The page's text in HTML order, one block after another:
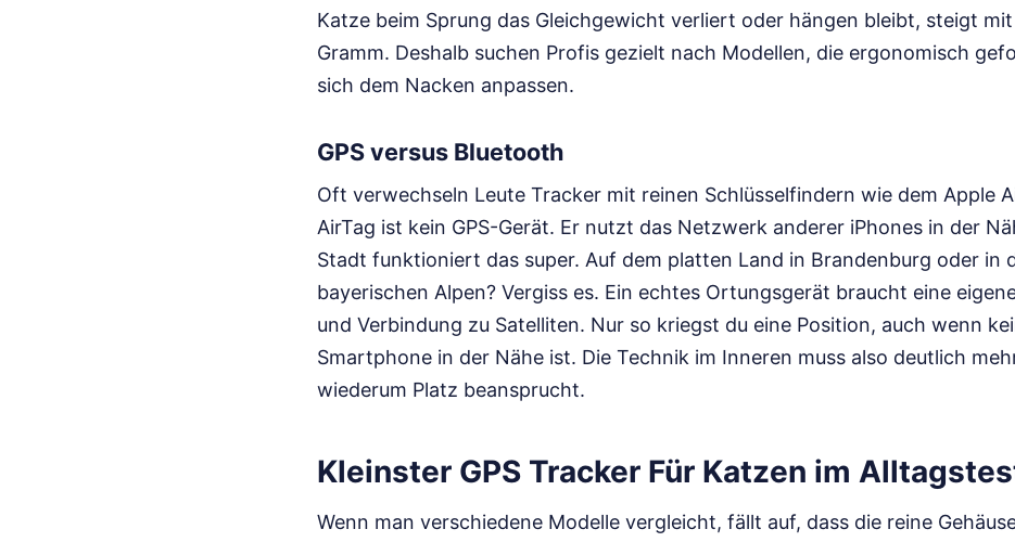
Katze beim Sprung das Gleichgewicht verliert oder hängen bleibt, steigt
Gramm. Deshalb suchen Profis gezielt nach Modellen, die ergonomisch
sich dem Nacken anpassen.
GPS versus Bluetooth
Oft verwechseln Leute Tracker mit reinen Schlüsselfindern wie dem Apple
AirTag ist kein GPS-Gerät. Er nutzt das Netzwerk anderer iPhones in der
Stadt funktioniert das super. Auf dem platten Land in Brandenburg oder in
bayerischen Alpen? Vergiss es. Ein echtes Ortungsgerät braucht eine
und Verbindung zu Satelliten. Nur so kriegst du eine Position, auch wenn
Smartphone in der Nähe ist. Die Technik im Inneren muss also deutlich
wiederum Platz beansprucht.
Kleinster GPS Tracker Für Katzen im
Wenn man verschiedene Modelle vergleicht, fällt auf, dass die reine